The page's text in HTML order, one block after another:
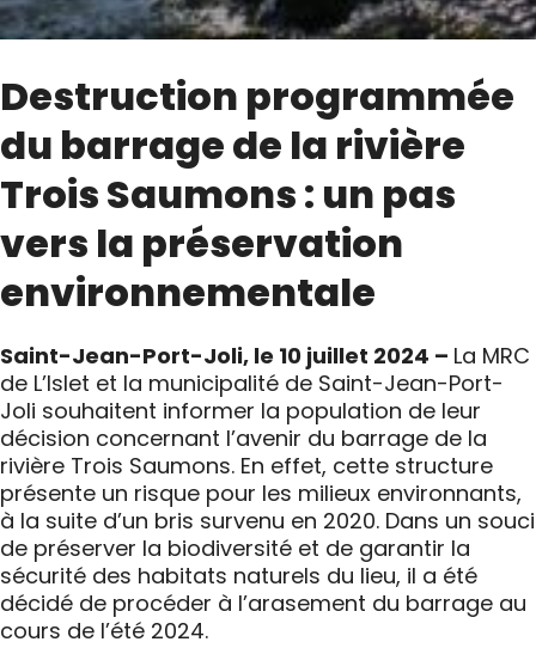
Destruction programmée
du barrage de la rivière
Trois Saumons : un pas
vers la préservation
environnementale
Saint-Jean-Port-Joli, le 10 juillet 2024 – La MRC
de L’Islet et la municipalité de Saint-Jean-Port-
Joli souhaitent informer la population de leur
décision concernant l’avenir du barrage de la
rivière Trois Saumons. En effet, cette structure
présente un risque pour les milieux environnants,
à la suite d’un bris survenu en 2020. Dans un souci
de préserver la biodiversité et de garantir la
sécurité des habitats naturels du lieu, il a été
décidé de procéder à l’arasement du barrage au
cours de l’été 2024.